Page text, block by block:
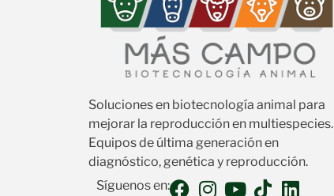
Soluciones en biotecnología animal para
mejorar la reproducción en multiespecies.
Equipos de última generación en
diagnóstico, genética y reproducción.
Síguenos en: